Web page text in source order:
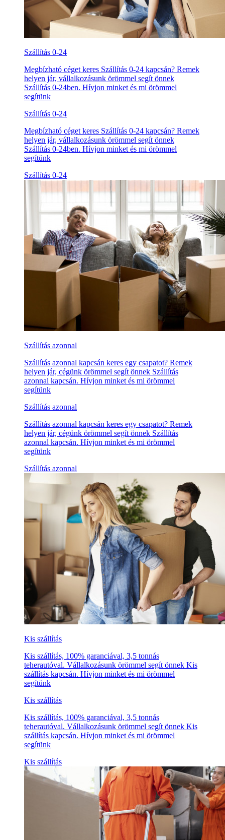
Szállítás 0-24
Megbízható céget keres Szállítás 0-24 kapcsán? Remek
helyen jár, vállalkozásunk örömmel segít önnek
Szállítás 0-24ben. Hívjon minket és mi örömmel
segítünk
Szállítás 0-24
Megbízható céget keres Szállítás 0-24 kapcsán? Remek
helyen jár, vállalkozásunk örömmel segít önnek
Szállítás 0-24ben. Hívjon minket és mi örömmel
segítünk
Szállítás 0-24
Szállítás azonnal
Szállítás azonnal kapcsán keres egy csapatot? Remek
helyen jár, cégünk örömmel segít önnek Szállítás
azonnal kapcsán. Hívjon minket és mi örömmel
segítünk
Szállítás azonnal
Szállítás azonnal kapcsán keres egy csapatot? Remek
helyen jár, cégünk örömmel segít önnek Szállítás
azonnal kapcsán. Hívjon minket és mi örömmel
segítünk
Szállítás azonnal
Kis szállítás
Kis szállítás, 100% garanciával, 3,5 tonnás
teherautóval. Vállalkozásunk örömmel segít önnek Kis
szállítás kapcsán. Hívjon minket és mi örömmel
segítünk
Kis szállítás
Kis szállítás, 100% garanciával, 3,5 tonnás
teherautóval. Vállalkozásunk örömmel segít önnek Kis
szállítás kapcsán. Hívjon minket és mi örömmel
segítünk
Kis szállítás